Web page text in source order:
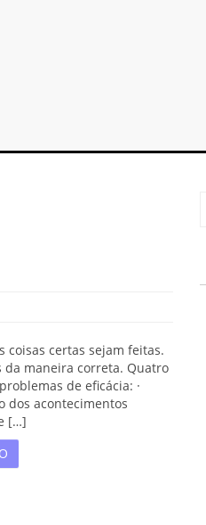
coisas certas sejam feitas.
da maneira correta. Quatro
de eficácia: ·
dos acontecimentos
[…]